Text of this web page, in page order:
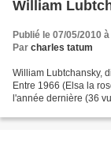
William
Publié le 07/05/2010
Par charles tatum
William Lubtchansky,
Entre 1966 (Elsa la
l'année dernière (36